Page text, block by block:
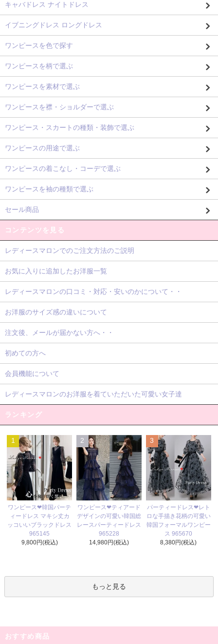
キャバドレス ナイトドレス
イブニングドレス ロングドレス
ワンピースを色で探す
ワンピースを柄で選ぶ
ワンピースを素材で選ぶ
ワンピースを襟・ショルダーで選ぶ
ワンピース・スカートの種類・装飾で選ぶ
ワンピースの用途で選ぶ
ワンピースの着こなし・コーデで選ぶ
ワンピースを袖の種類で選ぶ
セール商品
コンテンツを見る
レディースマロンでのご注文方法のご説明
お気に入りに追加したお洋服一覧
レディースマロンの口コミ・対応・安いのかについて・・
お洋服のサイズ感の違いについて
注文後、メールが届かない方へ・・
初めての方へ
会員機能について
レディースマロンのお洋服を着ていただいた可愛い女子達
ランキング
1
ワンピース❤韓国パーテ
ィードレス マキシ丈カ
ッコいいブラックドレス
965145
9,800円(税込)
2
ワンピース❤ティアード
デザインの可愛い韓国総
レースパーティードレス
965228
14,980円(税込)
3
パーティードレス❤レト
ロな手描き花柄の可愛い
韓国フォーマルワンピー
ス 965670
8,380円(税込)
もっと見る
おすすめ商品